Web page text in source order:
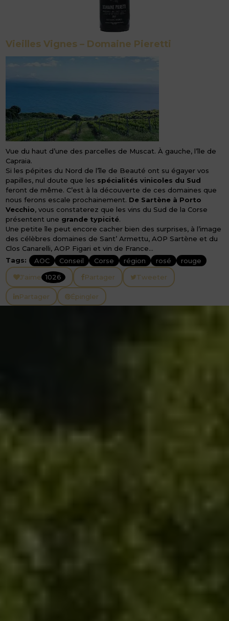
Vieilles Vignes – Domaine Pieretti
Vue du haut d’une des parcelles de Muscat. À gauche, l’île de
Capraia.
Si les pépites du Nord de l’île de Beauté ont su égayer vos
papilles, nul doute que les spécialités vinicoles du Sud
feront de même. C’est à la découverte de ces domaines que
nous ferons escale prochainement. De Sartène à Porto
Vecchio, vous constaterez que les vins du Sud de la Corse
présentent une grande typicité.
Une petite île peut encore cacher bien des surprises, à l’image
des célèbres domaines de Sant’ Armettu, AOP Sartène et du
Clos Canarelli, AOP Figari et vin de France…
Tags:
AOC Conseil Corse région rosé
rouge
J'aime 1026 Partager Tweeter
Partager Épingler